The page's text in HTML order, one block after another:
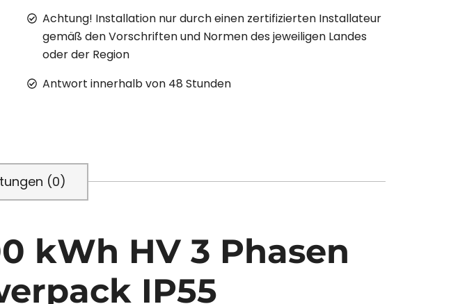
Achtung! Installation nur durch einen zertifizierten Installateur
gemäß den Vorschriften und Normen des jeweiligen Landes
oder der Region
Antwort innerhalb von 48 Stunden
(0)
kWh HV 3 Phasen
IP55